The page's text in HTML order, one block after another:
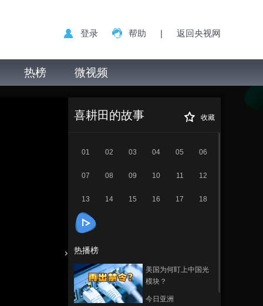
登录 帮助 | 返回央视网
热榜 微视频
喜耕田的故事 收藏
01 02 03 04 05 06
07 08 09 10 11 12
13 14 15 16 17 18
热播榜
美国为何盯上中国光
模块？
今日亚洲